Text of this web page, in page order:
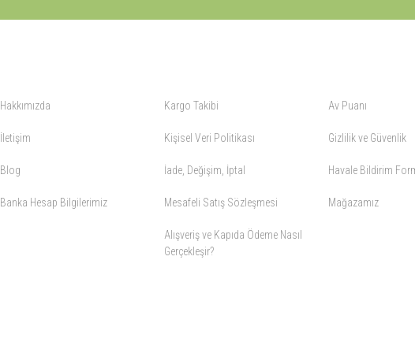
Hakkımızda
İletişim
Blog
Banka Hesap Bilgilerimiz
Kargo Takibi
Kişisel Veri Politikası
İade, Değişim, İptal
Mesafeli Satış Sözleşmesi
Alışveriş ve Kapıda Ödeme Nasıl
Gerçekleşir?
Av Puanı
Gizlilik ve Güvenlik
Havale Bildirim
Mağazamız